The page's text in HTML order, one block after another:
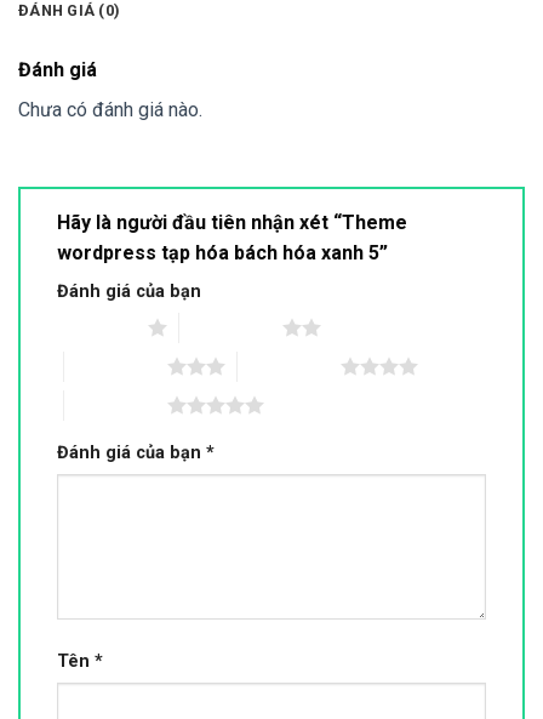
ĐÁNH GIÁ (0)
Đánh giá
Chưa có đánh giá nào.
Hãy là người đầu tiên nhận xét “Theme
wordpress tạp hóa bách hóa xanh 5”
Đánh giá của bạn
Đánh giá của bạn *
Tên *